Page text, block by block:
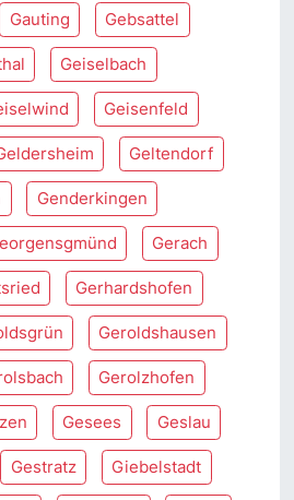
Gauting Gebsattel
Geiselbach
Geisenfeld
Geltendorf
Genderkingen
Gerach
Gerhardshofen
Geroldshausen
Gerolzhofen
Gesees Geslau
Gestratz Giebelstadt